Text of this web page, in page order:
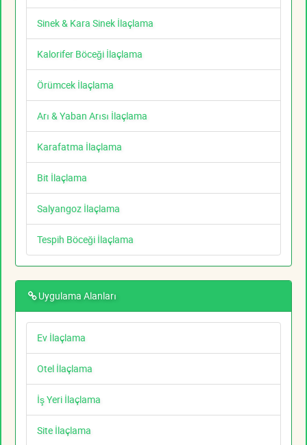
Sinek & Kara Sinek İlaçlama
Kalorifer Böceği İlaçlama
Örümcek İlaçlama
Arı & Yaban Arısı İlaçlama
Karafatma İlaçlama
Bit İlaçlama
Salyangoz İlaçlama
Tespih Böceği İlaçlama
Uygulama Alanları
Ev İlaçlama
Otel İlaçlama
İş Yeri İlaçlama
Site İlaçlama